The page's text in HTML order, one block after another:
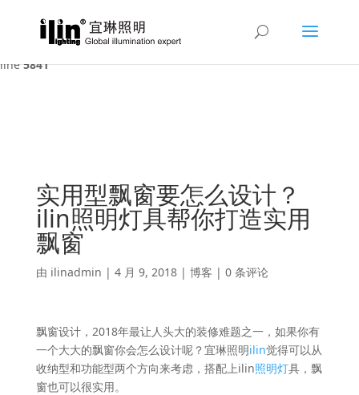
Warning : A non-numeric value encountered in
/var/www/html/ilin/wp-content/themes/Divi/functions.php
line5841
实用型飘窗要怎么设计？
ilin照明灯具帮你打造实用
飘窗
由 ilinadmin | 4 月 9, 2018| 博客 | 0 条评论
飘窗设计，2018年最让人头大的装修难题之一，如果你有
一个大大的飘窗你会怎么设计呢？宜琳照明ilin觉得可以从
收纳型和功能型两个方向来考虑，搭配上ilin照明灯具，飘
窗也可以很实用。